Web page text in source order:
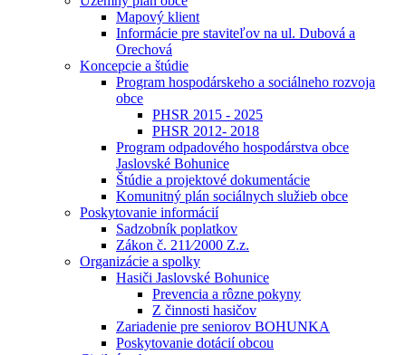
Mapový klient
Informácie pre staviteľov na ul. Dubová a
Orechová
Koncepcie a štúdie
Program hospodárskeho a sociálneho rozvoja
obce
PHSR 2015 - 2025
PHSR 2012- 2018
Program odpadového hospodárstva obce
Jaslovské Bohunice
Štúdie a projektové dokumentácie
Komunitný plán sociálnych služieb obce
Poskytovanie informácií
Sadzobník poplatkov
Zákon č. 211⁄2000 Z.z.
Organizácie a spolky
Hasiči Jaslovské Bohunice
Prevencia a rôzne pokyny
Z činnosti hasičov
Zariadenie pre seniorov BOHUNKA
Poskytovanie dotácií obcou